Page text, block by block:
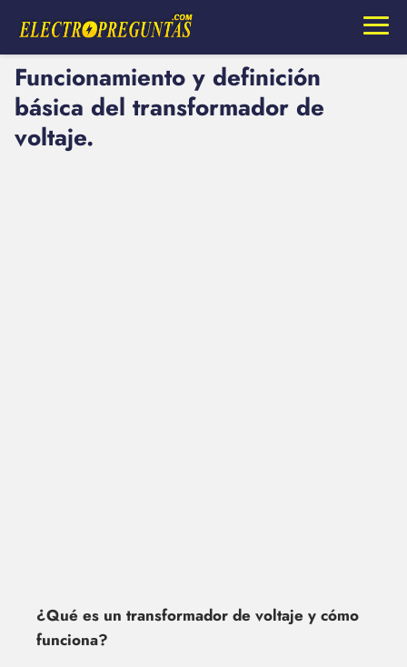
Funcionamiento y definición
básica del transformador de
voltaje.
¿Qué es un transformador de voltaje y cómo
funciona?